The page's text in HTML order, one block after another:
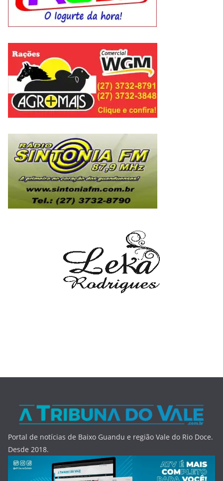
Portal de notícias de Baixo Guandu e região Vale do Rio Doce.
Desde 2018.